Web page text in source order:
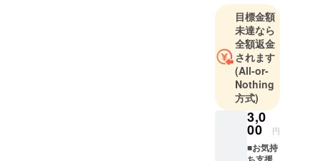
ガクジ フ
リー コー
ヒースタン
ド」を運営
していま
す。
また、「応
援は、応援
を呼ぶ」を
DNAに、足
目標金額
未達なら
全額返金
されます
(All-or-
Nothing
方式)
3,0
00 円
■お気持